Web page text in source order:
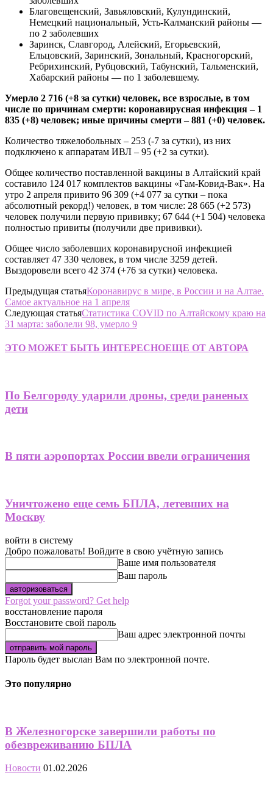
Благовещенский, Завьяловский, Кулундинский,
Немецкий национальный, Усть-Калманский районы —
по 2 заболевших
Заринск, Славгород, Алейский, Егорьевский,
Ельцовский, Заринский, Зональный, Красногорский,
Ребрихинский, Рубцовский, Табунский, Тальменский,
Хабарский районы — по 1 заболевшему.
Умерло 2 716 (+8 за сутки) человек, все взрослые, в том
числе по причинам смерти: коронавирусная инфекция – 1
835 (+8) человек; иные причины смерти – 881 (+0) человек.
Количество тяжелобольных – 253 (-7 за сутки), из них
подключено к аппаратам ИВЛ – 95 (+2 за сутки).
Общее количество поставленной вакцины в Алтайский край
составило 124 017 комплектов вакцины «Гам-Ковид-Вак». На
утро 2 апреля привито 96 309 (+4 077 за сутки – пока
абсолютный рекорд!) человек, в том числе: 28 665 (+2 573)
человек получили первую прививку; 67 644 (+1 504) человека
полностью привиты (получили две прививки).
Общее число заболевших коронавирусной инфекцией
составляет 47 330 человек, в том числе 3259 детей.
Выздоровели всего 42 374 (+76 за сутки) человека.
Предыдущая статьяКоронавирус в мире, в России и на Алтае.
Самое актуальное на 1 апреля
Следующая статьяСтатистика COVID по Алтайскому краю на
31 марта: заболели 98, умерло 9
ЭТО МОЖЕТ БЫТЬ ИНТЕРЕСНОЕЩЕ ОТ АВТОРА
По Белгороду ударили дроны, среди раненых
дети
В пяти аэропортах России ввели ограничения
Уничтожено еще семь БПЛА, летевших на
Москву
войти в систему
Добро пожаловать! Войдите в свою учётную запись
Ваше имя пользователя
Ваш пароль
Forgot your password? Get help
восстановление пароля
Восстановите свой пароль
Ваш адрес электронной почты
Пароль будет выслан Вам по электронной почте.
Это популярно
В Железногорске завершили работы по
обезвреживанию БПЛА
Новости 01.02.2026